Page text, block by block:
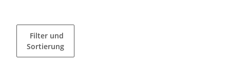
Sortierung